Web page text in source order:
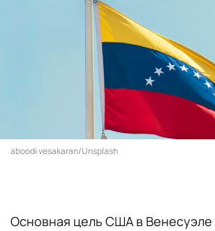
aboodi vesakaran/Unsplash
Основная цель США в Венесуэле